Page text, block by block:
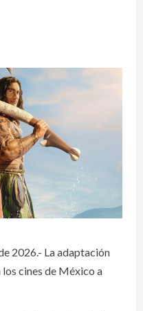
2026.- La adaptación
los cines de México a